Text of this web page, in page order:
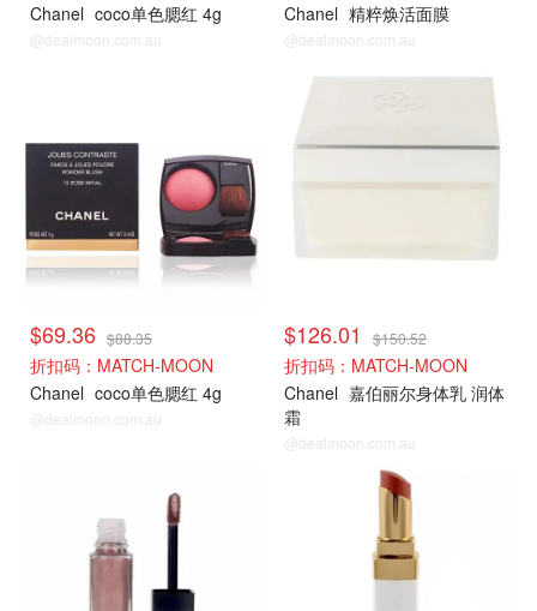
Chanel coco单色腮红 4g
@dealmoon.com.au
Chanel 精粹焕活面膜
@dealmoon.com.au
$69.36 $88.35
折扣码：MATCH-MOON
Chanel coco单色腮红 4g
@dealmoon.com.au
$126.01 $150.52
折扣码：MATCH-MOON
Chanel 嘉伯丽尔身体乳 润体
霜
@dealmoon.com.au